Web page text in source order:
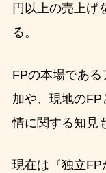
円以上の売上げ
る。
FPの本場であ
加や、現地の
情に関する知見
現在は『独立FP